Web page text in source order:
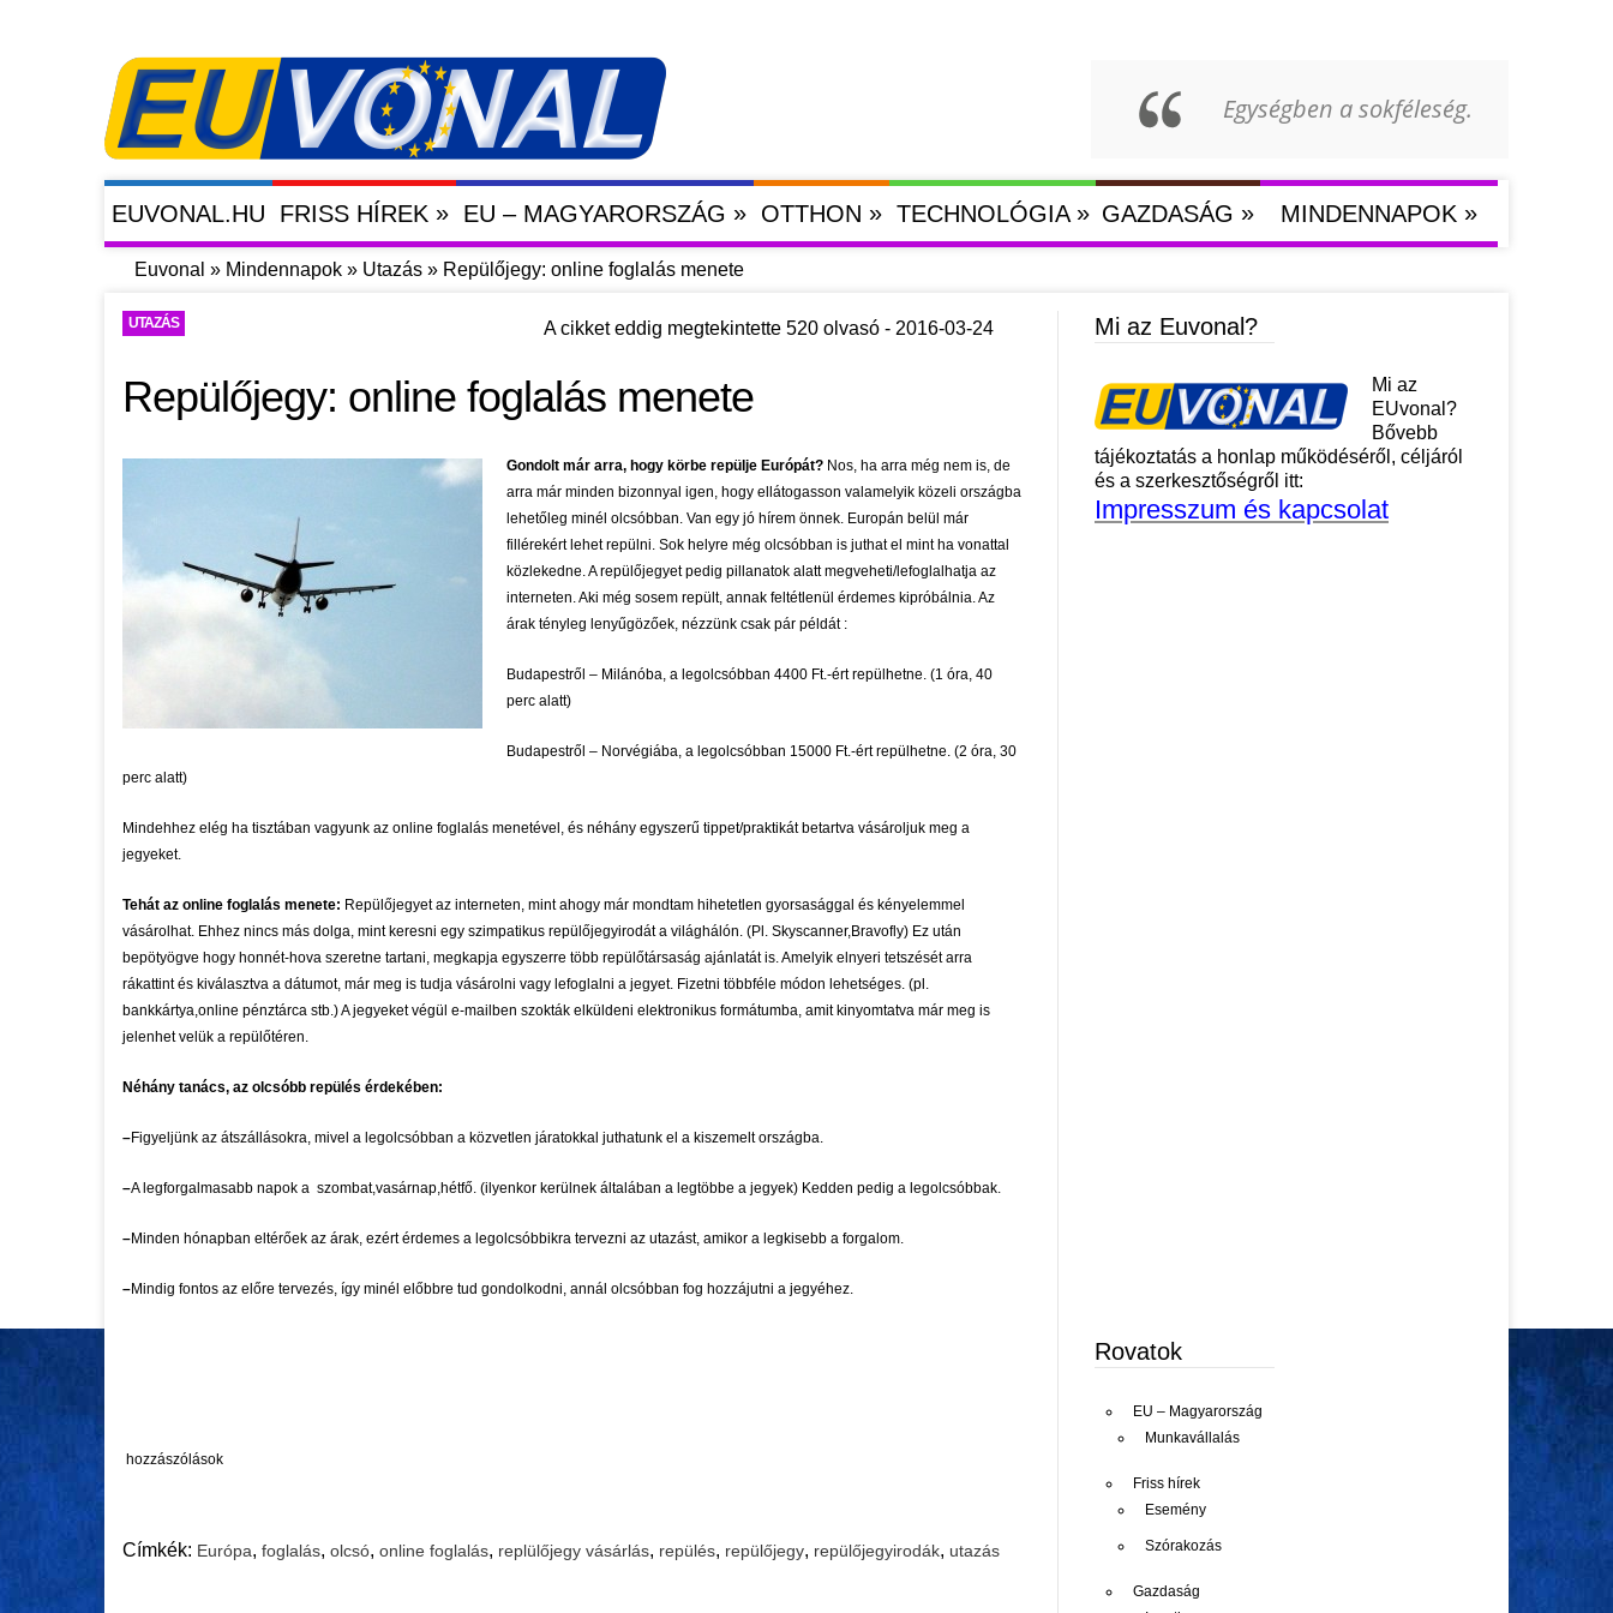
Egységben a sokféleség.
EUVONAL.HU FRISS HÍREK » EU – MAGYARORSZÁG » OTTHON » TECHNOLÓGIA» GAZDASÁG » MINDENNAPOK »
Euvonal » Mindennapok » Utazás » Repülőjegy: online foglalás menete
UTAZÁS A cikket eddig megtekintette 520 olvasó - 2016-03-24
Repülőjegy: online foglalás menete
Gondolt már arra, hogy körbe repülje Európát? Nos, ha arra még nem is, de
arra már minden bizonnyal igen, hogy ellátogasson valamelyik közeli országba
lehetőleg minél olcsóbban. Van egy jó hírem önnek. Europán belül már
fillérekért lehet repülni. Sok helyre még olcsóbban is juthat el mint ha vonattal
közlekedne. A repülőjegyet pedig pillanatok alatt megveheti/lefoglalhatja az
interneten. Aki még sosem repült, annak feltétlenül érdemes kipróbálnia. Az
árak tényleg lenyűgözőek, nézzünk csak pár példát :
Budapestről – Milánóba, a legolcsóbban 4400 Ft.-ért repülhetne. (1 óra, 40
perc alatt)
Budapestről – Norvégiába, a legolcsóbban 15000 Ft.-ért repülhetne. (2 óra, 30
perc alatt)
Mindehhez elég ha tisztában vagyunk az online foglalás menetével, és néhány egyszerű tippet/praktikát betartva vásároljuk meg a
jegyeket.
Tehát az online foglalás menete: Repülőjegyet az interneten, mint ahogy már mondtam hihetetlen gyorsasággal és kényelemmel
vásárolhat. Ehhez nincs más dolga, mint keresni egy szimpatikus repülőjegyirodát a világhálón. (Pl. Skyscanner,Bravofly) Ez után
bepötyögve hogy honnét-hova szeretne tartani, megkapja egyszerre több repülőtársaság ajánlatát is. Amelyik elnyeri tetszését arra
rákattint és kiválasztva a dátumot, már meg is tudja vásárolni vagy lefoglalni a jegyet. Fizetni többféle módon lehetséges. (pl.
bankkártya,online pénztárca stb.) A jegyeket végül e-mailben szokták elküldeni elektronikus formátumba, amit kinyomtatva már meg is
jelenhet velük a repülőtéren.
Néhány tanács, az olcsóbb repülés érdekében:
–Figyeljünk az átszállásokra, mivel a legolcsóbban a közvetlen járatokkal juthatunk el a kiszemelt országba.
–A legforgalmasabb napok a szombat,vasárnap,hétfő. (ilyenkor kerülnek általában a legtöbbe a jegyek) Kedden pedig a legolcsóbbak.
–Minden hónapban eltérőek az árak, ezért érdemes a legolcsóbbikra tervezni az utazást, amikor a legkisebb a forgalom.
–Mindig fontos az előre tervezés, így minél előbbre tud gondolkodni, annál olcsóbban fog hozzájutni a jegyéhez.
hozzászólások
Címkék: Európa, foglalás, olcsó, online foglalás, replülőjegy vásárlás, repülés, repülőjegy, repülőjegyirodák, utazás
Mi az Euvonal?
Mi az
EUvonal?
Bővebb
tájékoztatás a honlap működéséről, céljáról
és a szerkesztőségről itt:
Impresszum és kapcsolat
Rovatok
EU – Magyarország
Munkavállalás
Friss hírek
Esemény
Szórakozás
Gazdaság